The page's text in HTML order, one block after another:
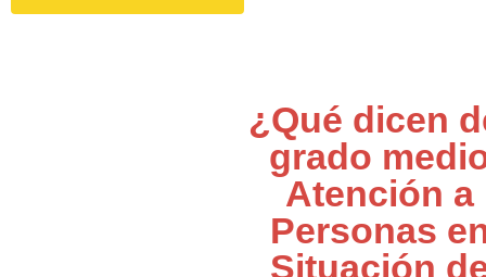
¿Qué dicen
grado
Atención a
Personas
Situación